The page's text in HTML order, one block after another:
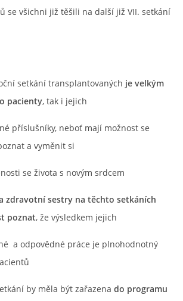
se všichni již těšili na další již VII. setkání
setkání transplantovaných je velkým
pacienty, tak i jejich
neboť mají možnost se
a vyměnit si
života s novým srdcem
zdravotní sestry na těchto setkáních
poznat, že výsledkem jejich
odpovědné práce je plnohodnotný
by měla být zařazena do programu